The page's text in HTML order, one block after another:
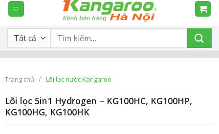
Tìm
Trang chủ / Lõi lọc nước Kangaroo
Lõi lọc 5in1 Hydrogen – KG100HC, KG100HP,
KG100HG, KG100HK